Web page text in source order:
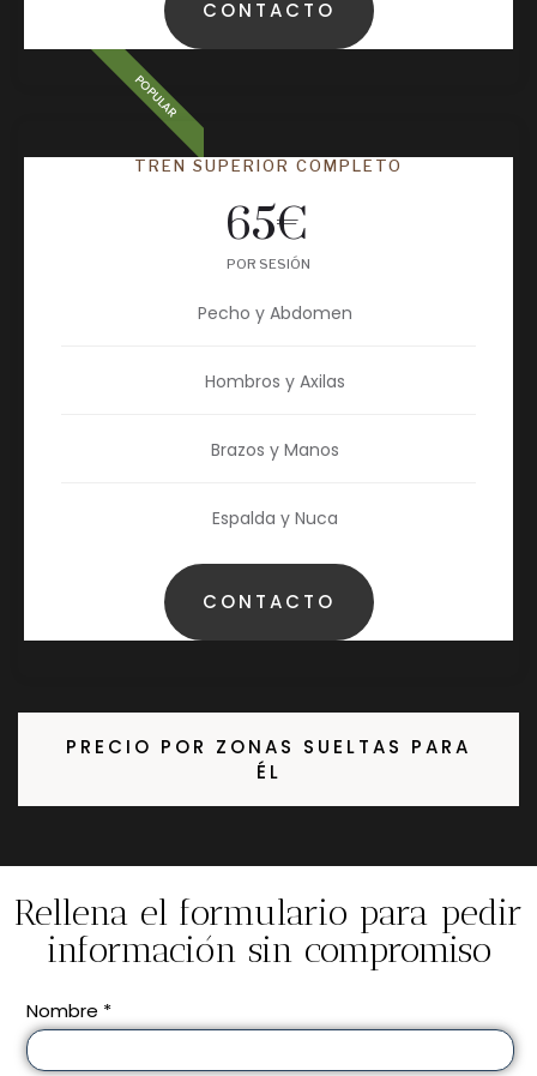
CONTACTO
POPULAR
TREN SUPERIOR COMPLETO
65€
POR SESIÓN
Pecho y Abdomen
Hombros y Axilas
Brazos y Manos
Espalda y Nuca
CONTACTO
PRECIO POR ZONAS SUELTAS PARA
ÉL
Rellena el formulario para pedir
información sin compromiso
Nombre *